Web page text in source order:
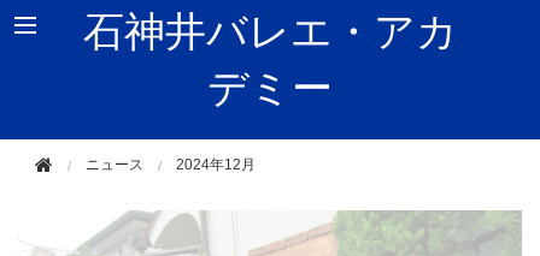
石神井バレエ・アカ
デミー
東京都練馬区石神井町2-1-2
ニュース 2024年12月